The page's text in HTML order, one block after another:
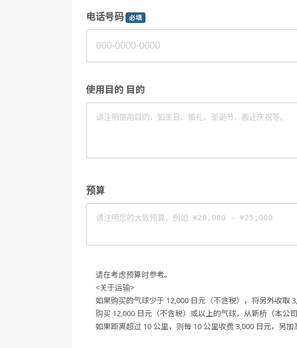
电话号码 必填
使用目的 目的
预算
请在考虑预算时参考。
<关于运输>
如果购买的气球少于 12,000 日元（不含税），将另外收取
购买 12,000 日元（不含税）或以上的气球，从新桥（本公
如果距离超过 10 公里，则每 10 公里收费 3,000 日元，另加